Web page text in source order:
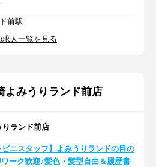
前駅
人一覧を見る
よみうりランド前店
りランド前店
ビニスタッフ】よみうりランドの目の
ーク歓迎♪髪色・髪型自由＆履歴書